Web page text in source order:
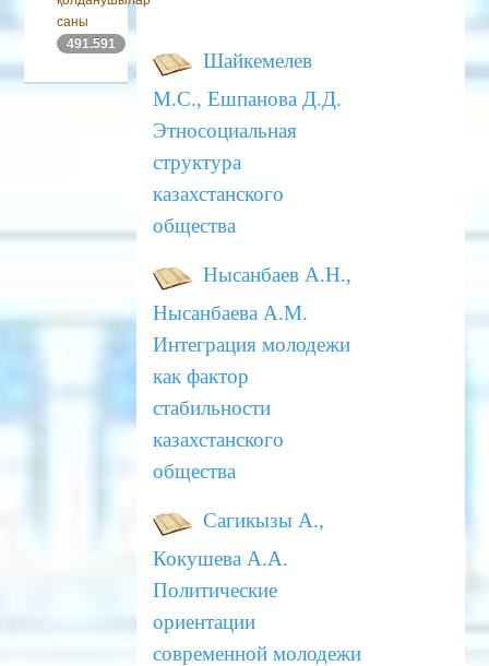
Шайкемелев
М.С., Ешпанова Д.Д.
Этносоциальная
структура
казахстанского
общества
Нысанбаев А.Н.,
Нысанбаева А.М.
Интеграция молодежи
как фактор
стабильности
казахстанского
общества
Сагикызы А.,
Кокушева А.А.
Политические
ориентации
современной молодежи
саны
491.591